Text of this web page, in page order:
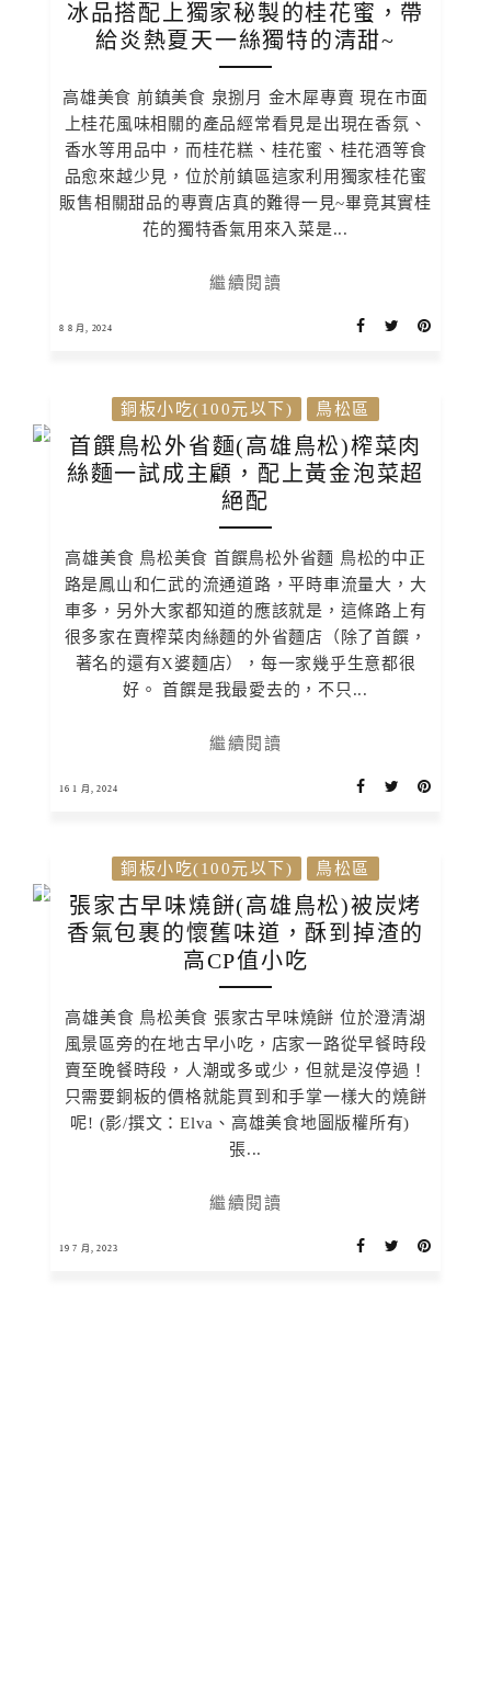
冰品搭配上獨家秘製的桂花蜜，帶
給炎熱夏天一絲獨特的清甜~
高雄美食 前鎮美食 泉捌月 金木犀專賣 現在市面
上桂花風味相關的產品經常看見是出現在香氛、
香水等用品中，而桂花糕、桂花蜜、桂花酒等食
品愈來越少見，位於前鎮區這家利用獨家桂花蜜
販售相關甜品的專賣店真的難得一見~畢竟其實桂
花的獨特香氣用來入菜是...
繼續閱讀
8 8 月, 2024
銅板小吃(100元以下) 鳥松區
首饌鳥松外省麵(高雄鳥松)榨菜肉
絲麵一試成主顧，配上黃金泡菜超
絕配
高雄美食 鳥松美食 首饌鳥松外省麵 鳥松的中正
路是鳳山和仁武的流通道路，平時車流量大，大
車多，另外大家都知道的應該就是，這條路上有
很多家在賣榨菜肉絲麵的外省麵店（除了首饌，
著名的還有X婆麵店），每一家幾乎生意都很
好。 首饌是我最愛去的，不只...
繼續閱讀
16 1 月, 2024
銅板小吃(100元以下) 鳥松區
張家古早味燒餅(高雄鳥松)被炭烤
香氣包裹的懷舊味道，酥到掉渣的
高CP值小吃
高雄美食 鳥松美食 張家古早味燒餅 位於澄清湖
風景區旁的在地古早小吃，店家一路從早餐時段
賣至晚餐時段，人潮或多或少，但就是沒停過！
只需要銅板的價格就能買到和手掌一樣大的燒餅
呢! (影/撰文：Elva、高雄美食地圖版權所有)
張...
繼續閱讀
19 7 月, 2023